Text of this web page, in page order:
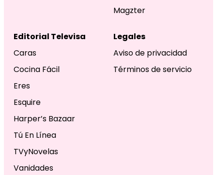
Magzter
Editorial Televisa
Caras
Cocina Fácil
Eres
Esquire
Harper’s Bazaar
Tú En Línea
TVyNovelas
Vanidades
Legales
Aviso de privacidad
Términos de servicio